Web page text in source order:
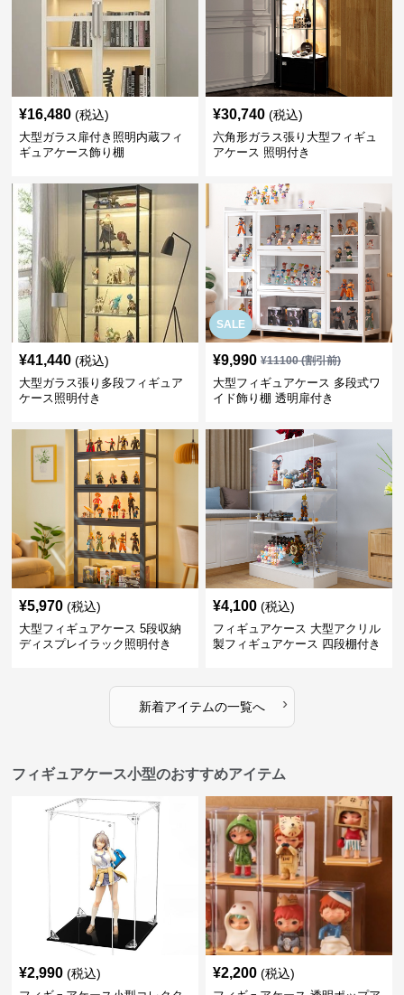
¥16,480 (税込)
大型ガラス扉付き照明内蔵フィ
ギュアケース飾り棚
¥30,740 (税込)
六角形ガラス張り大型フィギュ
アケース 照明付き
¥41,440 (税込)
大型ガラス張り多段フィギュア
ケース照明付き
SALE
¥9,990 ¥11100(割引前)
大型フィギュアケース 多段式ワ
イド飾り棚 透明扉付き
¥5,970 (税込)
大型フィギュアケース 5段収納
ディスプレイラック照明付き
¥4,100 (税込)
フィギュアケース 大型アクリル
製フィギュアケース 四段棚付き
新着アイテムの一覧へ ›
フィギュアケース小型のおすすめアイテム
¥2,990 (税込) ¥2,200 (税込)